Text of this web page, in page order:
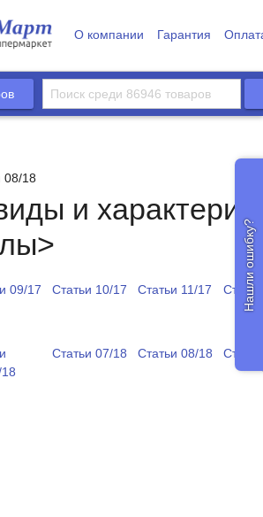
О компании Гарантия
08/18
и
09/17 Статьи 10/17 Статьи 11/17
Статьи 07/18 Статьи 08/18
Нашли ошибку?